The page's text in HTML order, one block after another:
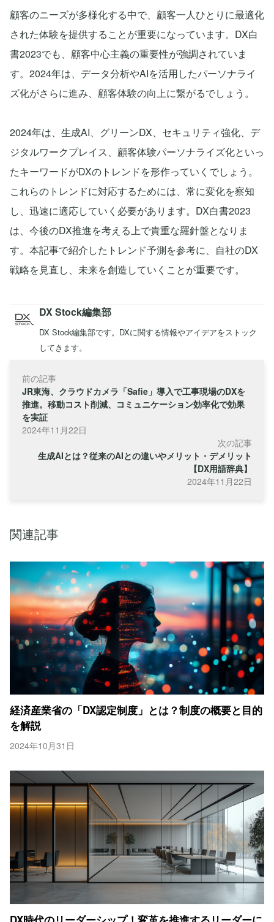
顧客のニーズが多様化する中で、顧客一人ひとりに最適化
された体験を提供することが重要になっています。DX白
書2023でも、顧客中心主義の重要性が強調されていま
す。2024年は、データ分析やAIを活用したパーソナライ
ズ化がさらに進み、顧客体験の向上に繋がるでしょう。
2024年は、生成AI、グリーンDX、セキュリティ強化、デ
ジタルワークプレイス、顧客体験パーソナライズ化といっ
たキーワードがDXのトレンドを形作っていくでしょう。
これらのトレンドに対応するためには、常に変化を察知
し、迅速に適応していく必要があります。DX白書2023
は、今後のDX推進を考える上で貴重な羅針盤となりま
す。本記事で紹介したトレンド予測を参考に、自社のDX
戦略を見直し、未来を創造していくことが重要です。
DX Stock編集部
DX Stock編集部です。DXに関する情報やアイデアをストック
してきます。
前の記事
JR東海、クラウドカメラ「Safie」導入で工事現場のDXを
推進。移動コスト削減、コミュニケーション効率化で効果
を実証
2024年11月22日
次の記事
生成AIとは？従来のAIとの違いやメリット・デメリット
【DX用語辞典】
2024年11月22日
関連記事
経済産業省の「DX認定制度」とは？制度の概要と目的
を解説
2024年10月31日